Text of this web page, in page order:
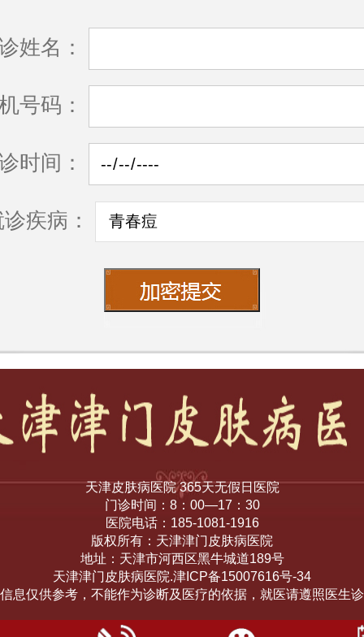
姓名：
号码：
时间：
疾病：
天津皮肤病医院 365天无假日医院
门诊时间：8：00—17：30
医院电话：185-1081-1916
版权所有：天津津门皮肤病医院
地址：天津市河西区黑牛城道189号
天津津门皮肤病医院.津ICP备15007616号-34
息仅供参考，不能作为诊断及医疗的依据，就医请遵照医生